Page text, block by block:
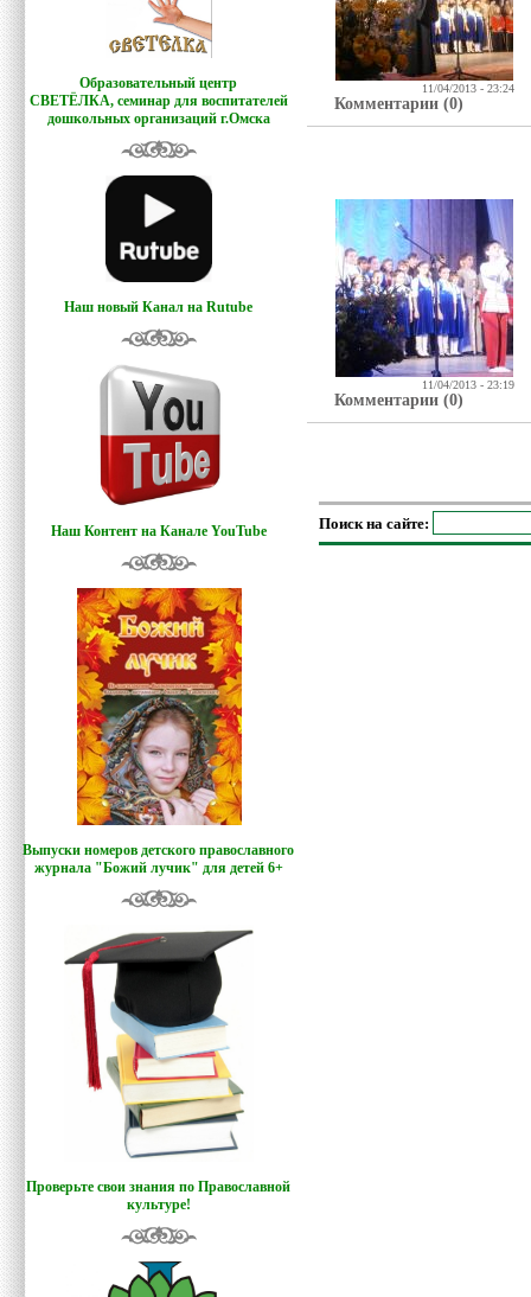
Образовательный центр
СВЕТЁЛКА, семинар для воспитателей
дошкольных организаций г.Омска
Наш новый Канал на Rutube
Наш Контент на Канале YouTube
Выпуски номеров детского православного
журнала "Божий лучик" для детей 6+
Проверьте свои знания по Православной
культуре!
11/04/2013 - 23:24
Комментарии (0)
11/04/2013 - 23:19
Комментарии (0)
Поиск на сайте: